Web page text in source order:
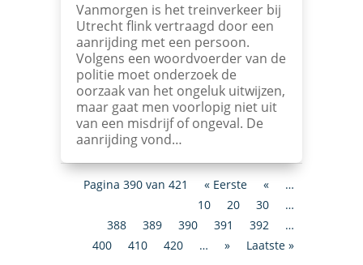
Vanmorgen is het treinverkeer bij
Utrecht flink vertraagd door een
aanrijding met een persoon.
Volgens een woordvoerder van de
politie moet onderzoek de
oorzaak van het ongeluk uitwijzen,
maar gaat men voorlopig niet uit
van een misdrijf of ongeval. De
aanrijding vond…
Pagina 390 van 421 « Eerste «
…
10
20 30
…
388
389 390 391 392
…
400
410 420 … » Laatste »